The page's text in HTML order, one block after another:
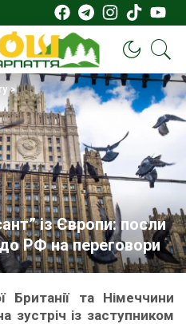
>
із Європи: посли
РФ на переговори
Британії та Німеччини
зустріч із заступником